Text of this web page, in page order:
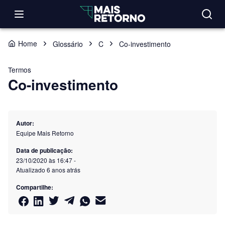
Home Glossário C Co-investimento
Termos
Co-investimento
Autor:
Equipe Mais Retorno
Data de publicação:
23/10/2020 às 16:47-
Atualizado 6 anos atrás
Compartilhe: